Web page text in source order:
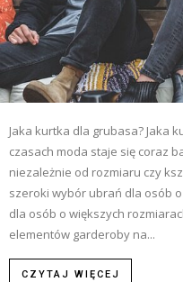
Jaka kurtka dla grubasa? Jaka
czasach moda staje się coraz
niezależnie od rozmiaru czy
szeroki wybór ubrań dla osób
dla osób o większych
elementów garderoby na...
CZYTAJ WIĘCEJ